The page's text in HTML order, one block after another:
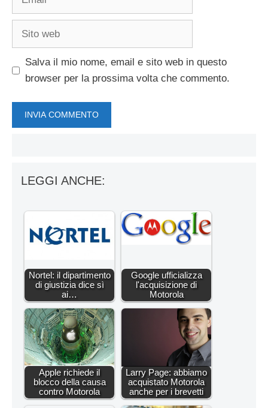
Sito
Salva il mio nome, email e sito web in questo
browser per la prossima volta che commento.
LEGGI ANCHE:
Nortel: il dipartimento
di giustizia dice sì
ai…
Google ufficializza
l'acquisizione di
Motorola
Apple richiede il
blocco della causa
contro Motorola
Larry Page: abbiamo
acquistato Motorola
anche per i brevetti